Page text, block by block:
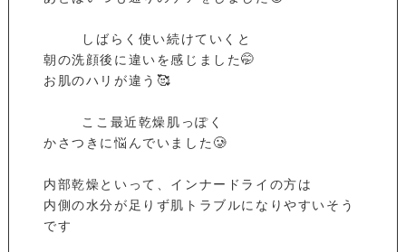
しばらく使い続けていくと
朝の洗顔後に違いを感じました🤭
お肌のハリが違う🥰
ここ最近乾燥肌っぽく
かさつきに悩んでいました🥲
内部乾燥といって、インナードライの方は
内側の水分が足りず肌トラブルになりやすいそう
です